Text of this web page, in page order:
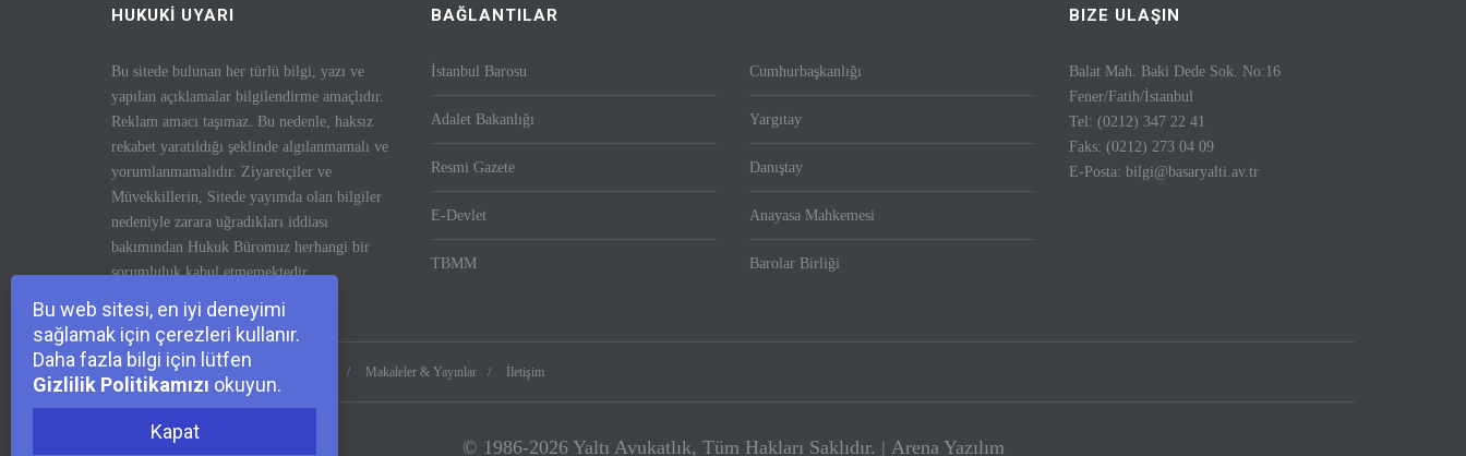
HUKUKİ UYARI
Bu sitede bulunan her türlü bilgi, yazı ve
yapılan açıklamalar bilgilendirme amaçlıdır.
Reklam amacı taşımaz. Bu nedenle, haksız
rekabet yaratıldığı şeklinde algılanmamalı ve
yorumlanmamalıdır. Ziyaretçiler ve
Müvekkillerin, Sitede yayımda olan bilgiler
nedeniyle zarara uğradıkları iddiası
bakımından Hukuk Büromuz herhangi bir
sorumluluk kabul etmemektedir.
BAĞLANTILAR
İstanbul Barosu
Adalet Bakanlığı
Resmi Gazete
E-Devlet
TBMM
Cumhurbaşkanlığı
Yargıtay
Danıştay
Anayasa Mahkemesi
Barolar Birliği
BIZE ULAŞIN
Balat Mah. Baki Dede Sok. No:16
Fener/Fatih/İstanbul
Tel: (0212) 347 22 41
Faks: (0212) 273 04 09
E-Posta: bilgi@basaryalti.av.tr
Anasayfa Makaleler & Yayınlar İletişim
© 1986-2026 Yaltı Avukatlık, Tüm Hakları Saklıdır. | Arena Yazılım
Bu web sitesi, en iyi deneyimi
sağlamak için çerezleri kullanır.
Daha fazla bilgi için lütfen
Gizlilik Politikamızı okuyun.
Kapat